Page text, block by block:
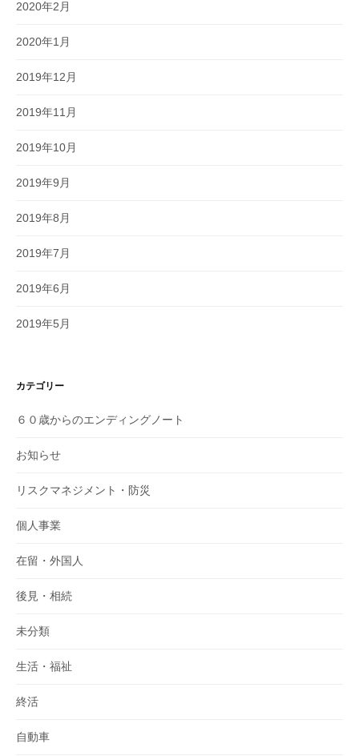
2020年2月
2020年1月
2019年12月
2019年11月
2019年10月
2019年9月
2019年8月
2019年7月
2019年6月
2019年5月
カテゴリー
６０歳からのエンディングノート
お知らせ
リスクマネジメント・防災
個人事業
在留・外国人
後見・相続
未分類
生活・福祉
終活
自動車